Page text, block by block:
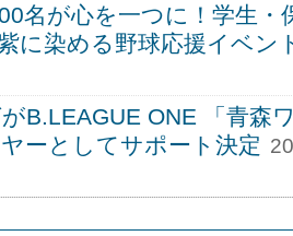
名が心を一つに！学生
に染める野球応援イベン
B.LEAGUE ONE 「青森
ーとしてサポート決定